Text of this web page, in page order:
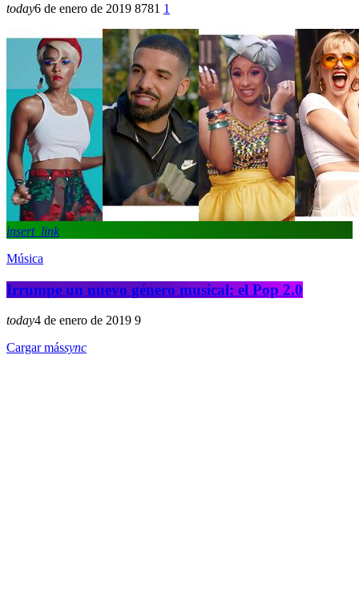
today6 de enero de 2019 8781 1
insert_link
Música
Irrumpe un nuevo género musical: el Pop 2.0
today4 de enero de 2019 9
Cargar mássync